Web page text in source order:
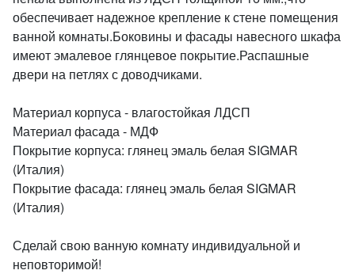
обеспечивает надежное крепление к стене помещения
ванной комнаты.Боковины и фасады навесного шкафа
имеют эмалевое глянцевое покрытие.Распашные
двери на петлях с доводчиками.
Материал корпуса - влагостойкая ЛДСП
Материал фасада - МДФ
Покрытие корпуса: глянец эмаль белая SIGMAR
(Италия)
Покрытие фасада: глянец эмаль белая SIGMAR
(Италия)
Сделай свою ванную комнату индивидуальной и
неповторимой!